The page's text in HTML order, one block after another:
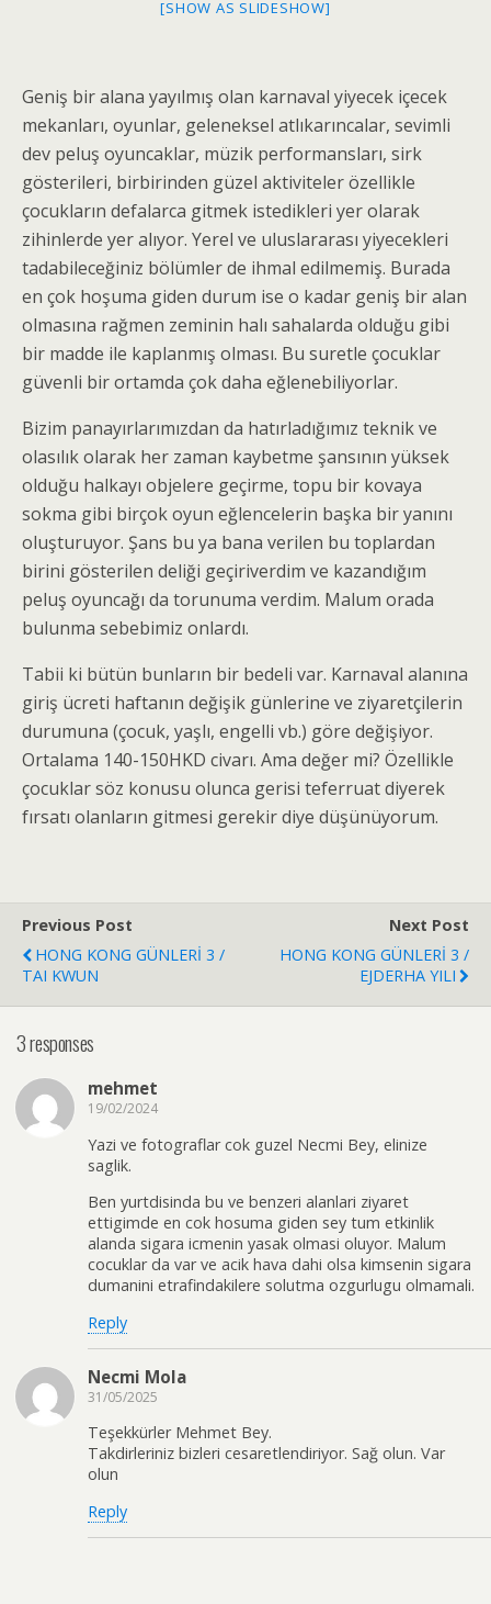
[SHOW AS SLIDESHOW]
Geniş bir alana yayılmış olan karnaval yiyecek içecek
mekanları, oyunlar, geleneksel atlıkarıncalar, sevimli
dev peluş oyuncaklar, müzik performansları, sirk
gösterileri, birbirinden güzel aktiviteler özellikle
çocukların defalarca gitmek istedikleri yer olarak
zihinlerde yer alıyor. Yerel ve uluslararası yiyecekleri
tadabileceğiniz bölümler de ihmal edilmemiş. Burada
en çok hoşuma giden durum ise o kadar geniş bir alan
olmasına rağmen zeminin halı sahalarda olduğu gibi
bir madde ile kaplanmış olması. Bu suretle çocuklar
güvenli bir ortamda çok daha eğlenebiliyorlar.
Bizim panayırlarımızdan da hatırladığımız teknik ve
olasılık olarak her zaman kaybetme şansının yüksek
olduğu halkayı objelere geçirme, topu bir kovaya
sokma gibi birçok oyun eğlencelerin başka bir yanını
oluşturuyor. Şans bu ya bana verilen bu toplardan
birini gösterilen deliği geçiriverdim ve kazandığım
peluş oyuncağı da torunuma verdim. Malum orada
bulunma sebebimiz onlardı.
Tabii ki bütün bunların bir bedeli var. Karnaval alanına
giriş ücreti haftanın değişik günlerine ve ziyaretçilerin
durumuna (çocuk, yaşlı, engelli vb.) göre değişiyor.
Ortalama 140-150HKD civarı. Ama değer mi? Özellikle
çocuklar söz konusu olunca gerisi teferruat diyerek
fırsatı olanların gitmesi gerekir diye düşünüyorum.
Previous Post
HONG KONG GÜNLERİ 3 /
TAI KWUN
Next Post
HONG KONG GÜNLERİ 3 /
EJDERHA YILI
3 responses
mehmet
19/02/2024
Yazi ve fotograflar cok guzel Necmi Bey, elinize
saglik.
Ben yurtdisinda bu ve benzeri alanlari ziyaret
ettigimde en cok hosuma giden sey tum etkinlik
alanda sigara icmenin yasak olmasi oluyor. Malum
cocuklar da var ve acik hava dahi olsa kimsenin sigara
dumanini etrafindakilere solutma ozgurlugu olmamali.
Reply
Necmi Mola
31/05/2025
Teşekkürler Mehmet Bey.
Takdirleriniz bizleri cesaretlendiriyor. Sağ olun. Var
olun
Reply